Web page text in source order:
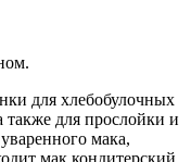
для хлебобулочных
также для прослойки и
мака,
мак кондитерский